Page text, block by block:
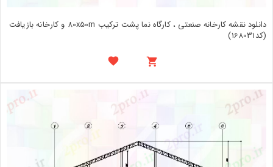
دانلود نقشه کارخانه صنعتی ، کارگاه نما پشت ترکیب 80x50m و کارخانه بازیافت
(کد168031)